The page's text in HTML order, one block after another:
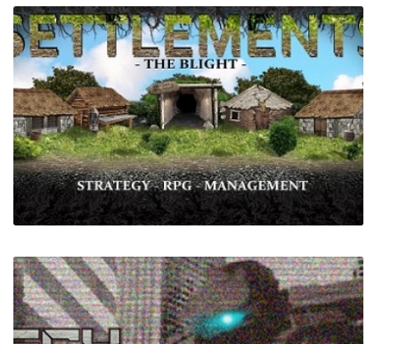
Eador: Imperium